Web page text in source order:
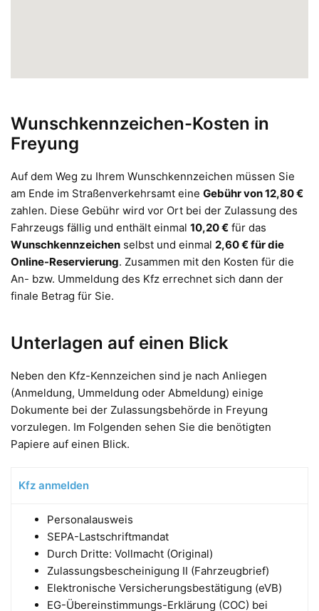
Wunschkennzeichen-Kosten in
Freyung
Auf dem Weg zu Ihrem Wunschkennzeichen müssen Sie
am Ende im Straßenverkehrsamt eine Gebühr von 12,80 €
zahlen. Diese Gebühr wird vor Ort bei der Zulassung des
Fahrzeugs fällig und enthält einmal 10,20 € für das
Wunschkennzeichen selbst und einmal 2,60 € für die
Online-Reservierung. Zusammen mit den Kosten für die
An- bzw. Ummeldung des Kfz errechnet sich dann der
finale Betrag für Sie.
Unterlagen auf einen Blick
Neben den Kfz-Kennzeichen sind je nach Anliegen
(Anmeldung, Ummeldung oder Abmeldung) einige
Dokumente bei der Zulassungsbehörde in Freyung
vorzulegen. Im Folgenden sehen Sie die benötigten
Papiere auf einen Blick.
Kfz anmelden
Personalausweis
SEPA-Lastschriftmandat
Durch Dritte: Vollmacht (Original)
Zulassungsbescheinigung II (Fahrzeugbrief)
Elektronische Versicherungsbestätigung (eVB)
EG-Übereinstimmungs-Erklärung (COC) bei